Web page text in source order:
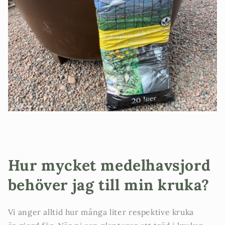
Hur mycket medelhavsjord
behöver jag till min kruka?
Vi anger alltid hur många liter respektive kruka